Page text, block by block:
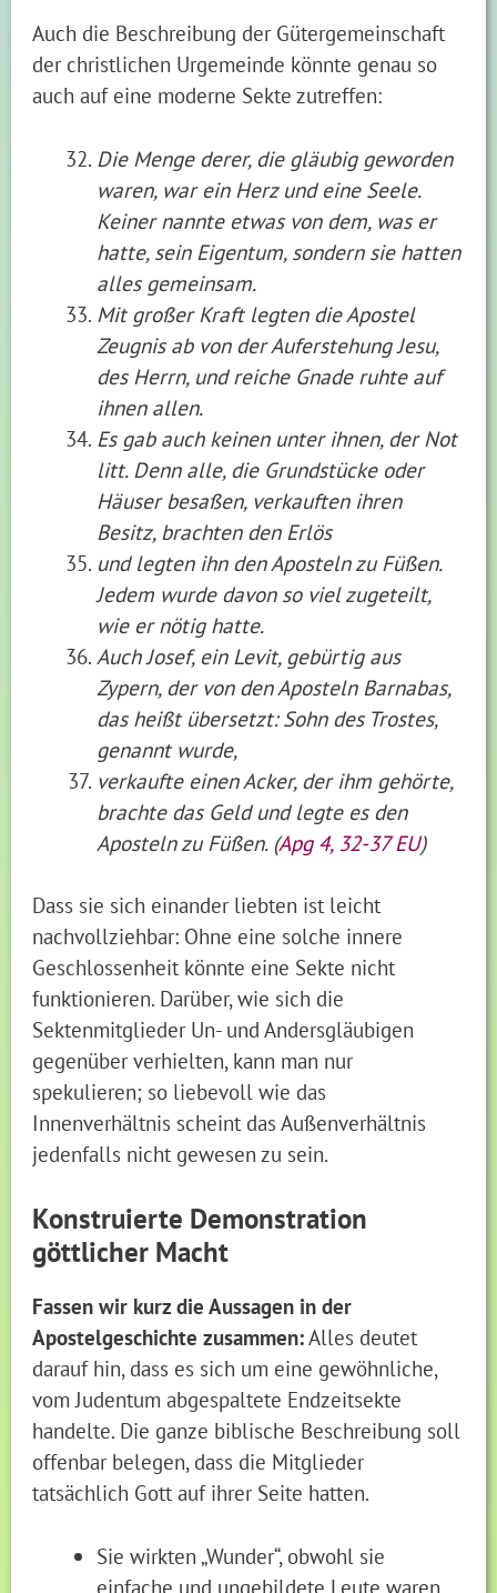
Auch die Beschreibung der Gütergemeinschaft
der christlichen Urgemeinde könnte genau so
auch auf eine moderne Sekte zutreffen:
Die Menge derer, die gläubig geworden
waren, war ein Herz und eine Seele.
Keiner nannte etwas von dem, was er
hatte, sein Eigentum, sondern sie hatten
alles gemeinsam.
Mit großer Kraft legten die Apostel
Zeugnis ab von der Auferstehung Jesu,
des Herrn, und reiche Gnade ruhte auf
ihnen allen.
Es gab auch keinen unter ihnen, der Not
litt. Denn alle, die Grundstücke oder
Häuser besaßen, verkauften ihren
Besitz, brachten den Erlös
und legten ihn den Aposteln zu Füßen.
Jedem wurde davon so viel zugeteilt,
wie er nötig hatte.
Auch Josef, ein Levit, gebürtig aus
Zypern, der von den Aposteln Barnabas,
das heißt übersetzt: Sohn des Trostes,
genannt wurde,
verkaufte einen Acker, der ihm gehörte,
brachte das Geld und legte es den
Aposteln zu Füßen. (Apg 4, 32-37 EU)
Dass sie sich einander liebten ist leicht
nachvollziehbar: Ohne eine solche innere
Geschlossenheit könnte eine Sekte nicht
funktionieren. Darüber, wie sich die
Sektenmitglieder Un- und Andersgläubigen
gegenüber verhielten, kann man nur
spekulieren; so liebevoll wie das
Innenverhältnis scheint das Außenverhältnis
jedenfalls nicht gewesen zu sein.
Konstruierte Demonstration
göttlicher Macht
Fassen wir kurz die Aussagen in der
Apostelgeschichte zusammen:Alles deutet
darauf hin, dass es sich um eine gewöhnliche,
vom Judentum abgespaltete Endzeitsekte
handelte. Die ganze biblische Beschreibung soll
offenbar belegen, dass die Mitglieder
tatsächlich Gott auf ihrer Seite hatten.
Sie wirkten „Wunder“, obwohl sie
einfache und ungebildete Leute waren.